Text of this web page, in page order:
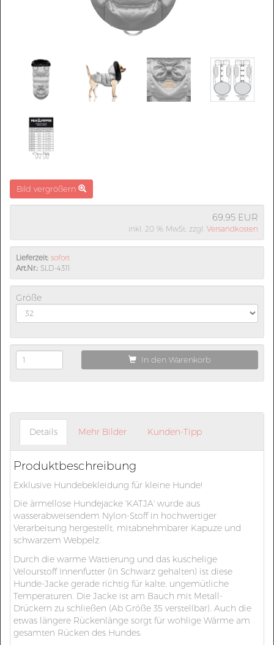
Bild vergrößern
69,95 EUR
inkl. 20 % MwSt. zzgl. Versandkosten
Lieferzeit: sofort
Art.Nr.: SLD-4311
Größe
In den Warenkorb
Details Mehr Bilder Kunden-Tipp
Produktbeschreibung
Exklusive Hundebekleidung für kleine Hunde!
Die ärmellose Hundejacke 'KATJA' wurde aus
wasserabweisendem Nylon-Stoff in hochwertiger
Verarbeitung hergestellt, mitabnehmbarer Kapuze und
schwarzem Webpelz.
Durch die warme Wattierung und das kuschelige
Velourstoff Innenfutter (in Schwarz gehalten) ist diese
Hunde-Jacke gerade richtig für kalte, ungemütliche
Temperaturen. Die Jacke ist am Bauch mit Metall-
Drückern zu schließen (Ab Größe 35 verstellbar). Auch die
etwas längere Rückenlänge sorgt für wohlige Wärme am
gesamten Rücken des Hundes.